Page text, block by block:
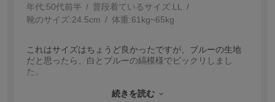
年代:50代前半 普段着ているサイズ:LL
靴のサイズ:24.5cm 体重:61kg~65kg
これはサイズはちょうど良かったですが、ブルーの生地
だと思ったら、白とブルーの縞模様でビックリしまし
た。
同じに買った黒はタグにLLと書いてあるけど、重ねたら
続きを読む